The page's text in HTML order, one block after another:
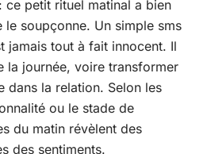
ce petit rituel matinal a bien
le soupçonne. Un simple sms
jamais tout à fait innocent. Il
la journée, voire transformer
dans la relation. Selon les
ou le stade de
du matin révèlent des
des sentiments.